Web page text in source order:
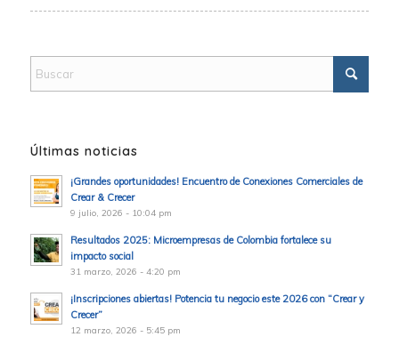
Últimas noticias
¡Grandes oportunidades! Encuentro de Conexiones Comerciales de
Crear & Crecer
9 julio, 2026 - 10:04 pm
Resultados 2025: Microempresas de Colombia fortalece su
impacto social
31 marzo, 2026 - 4:20 pm
¡Inscripciones abiertas! Potencia tu negocio este 2026 con “Crear y
Crecer”
12 marzo, 2026 - 5:45 pm